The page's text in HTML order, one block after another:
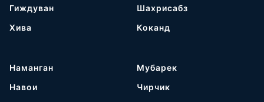
Гиждуван
Хива
Шахрисабз
Коканд
Наманган
Навои
Мубарек
Чирчик